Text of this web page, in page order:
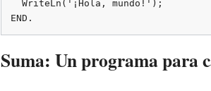
END.
Suma: Un programa para